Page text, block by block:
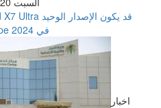
باثنان من كاميرات periscope في 2024
اخبار